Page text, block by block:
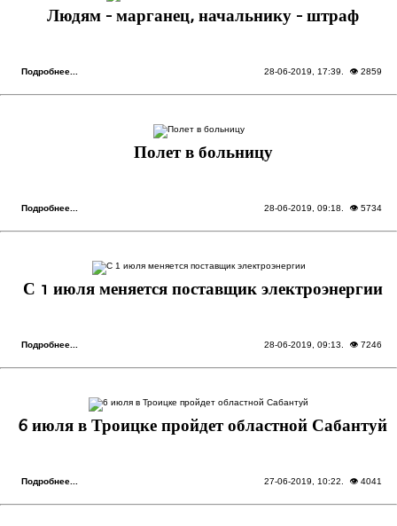
Людям - марганец, начальнику - штраф
Подробнее... 28-06-2019, 17:39 . 👁 2859
Полет в больницу
Подробнее... 28-06-2019, 09:18 . 👁 5734
С 1 июля меняется поставщик электроэнергии
Подробнее... 28-06-2019, 09:13 . 👁 7246
6 июля в Троицке пройдет областной Сабантуй
Подробнее... 27-06-2019, 10:22 . 👁 4041